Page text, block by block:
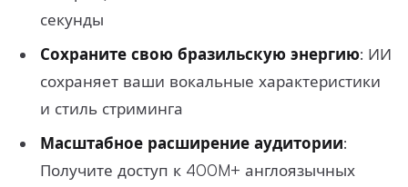
секунды
Сохраните свою бразильскую энергию: ИИ
сохраняет ваши вокальные характеристики
и стиль стриминга
Масштабное расширение аудитории:
Получите доступ к 400M+ англоязычных